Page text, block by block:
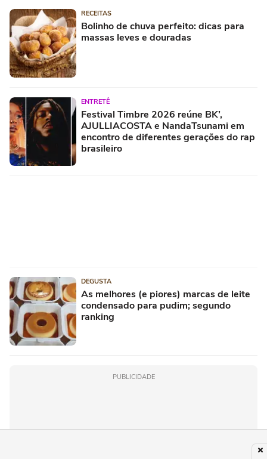
RECEITAS
Bolinho de chuva perfeito: dicas para
massas leves e douradas
ENTRETÊ
Festival Timbre 2026 reúne BK’,
AJULLIACOSTA e NandaTsunami em
encontro de diferentes gerações do rap
brasileiro
DEGUSTA
As melhores (e piores) marcas de leite
condensado para pudim; segundo
ranking
PUBLICIDADE